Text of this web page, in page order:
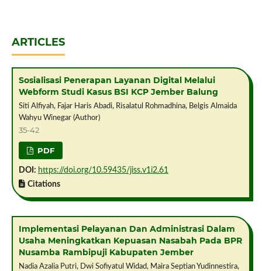
ARTICLES
Sosialisasi Penerapan Layanan Digital Melalui
Webform Studi Kasus BSI KCP Jember Balung
Siti Alfiyah, Fajar Haris Abadi, Risalatul Rohmadhina, Belgis Almaida
Wahyu Winegar (Author)
35-42
PDF
DOI: https://doi.org/10.59435/jiss.v1i2.61
Citations
Implementasi Pelayanan Dan Administrasi Dalam
Usaha Meningkatkan Kepuasan Nasabah Pada BPR
Nusamba Rambipuji Kabupaten Jember
Nadia Azalia Putri, Dwi Sofiyatul Widad, Maira Septian Yudinnestira,